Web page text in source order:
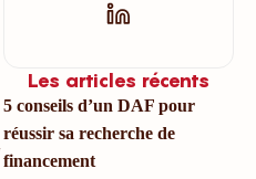
Les articles récents
5 conseils d’un DAF pour
réussir sa recherche de
financement